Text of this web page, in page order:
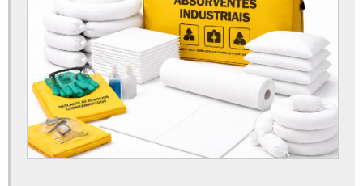
Distribuidor de tubos galvanizados
Distribuidora de cabos e fios elétricos
Distribuidora de furadeira
Distribuidora de materiais elétricos de alta tensão
Distribuidora de tubos de aço inox
Empresa de automação